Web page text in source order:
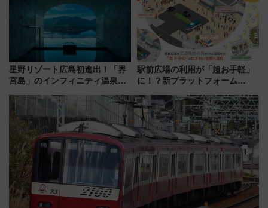
を楽しんで
星野リゾート広島初進出！「界
宮島」のインフィニティ温泉と
宿泊料金・アクセスは？（2026
年7月23日開業）
駅前広場の利用が「超お手軽」
に！？新プラットフォーム
マホで簡単申請 物販や演奏会な
どに【JR東日本】